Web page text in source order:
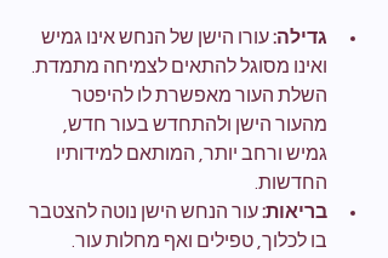
גדילה: עורו הישן של הנחש אינו גמיש
ואינו מסוגל להתאים לצמיחה מתמדת.
השלת העור מאפשרת לו להיפטר
מהעור הישן ולהתחדש בעור חדש,
גמיש ורחב יותר, המותאם למידותיו
החדשות.
בריאות: עור הנחש הישן נוטה להצטבר
בו לכלוך, טפילים ואף מחלות עור.